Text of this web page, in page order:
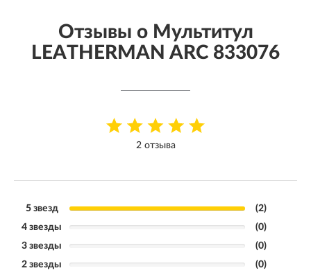
Отзывы о Мультитул
LEATHERMAN ARC 833076
2 отзыва
5 звезд
(2)
4 звезды
(0)
3 звезды
(0)
2 звезды
(0)